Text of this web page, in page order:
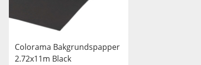
Colorama Bakgrundspapper
2.72x11m Black